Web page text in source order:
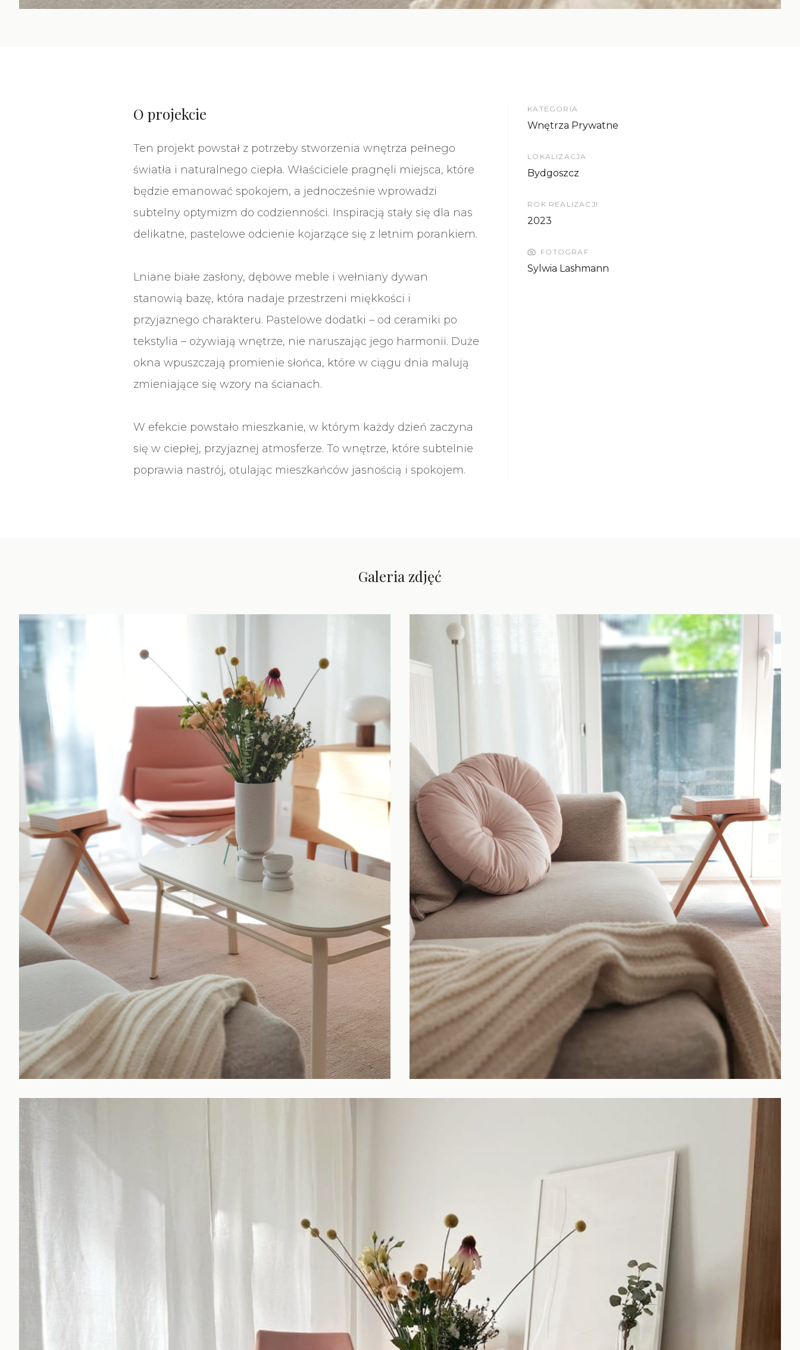
O projekcie
Ten projekt powstał z potrzeby stworzenia wnętrza pełnego
światła i naturalnego ciepła. Właściciele pragnęli miejsca, które
będzie emanować spokojem, a jednocześnie wprowadzi
subtelny optymizm do codzienności. Inspiracją stały się dla nas
delikatne, pastelowe odcienie kojarzące się z letnim porankiem.
Lniane białe zasłony, dębowe meble i wełniany dywan
stanowią bazę, która nadaje przestrzeni miękkości i
przyjaznego charakteru. Pastelowe dodatki – od ceramiki po
tekstylia – ożywiają wnętrze, nie naruszając jego harmonii. Duże
okna wpuszczają promienie słońca, które w ciągu dnia malują
zmieniające się wzory na ścianach.
W efekcie powstało mieszkanie, w którym każdy dzień zaczyna
się w ciepłej, przyjaznej atmosferze. To wnętrze, które subtelnie
poprawia nastrój, otulając mieszkańców jasnością i spokojem.
KATEGORIA
Wnętrza Prywatne
LOKALIZACJA
Bydgoszcz
ROK REALIZACJI
2023
FOTOGRAF
Sylwia Lashmann
Galeria zdjęć